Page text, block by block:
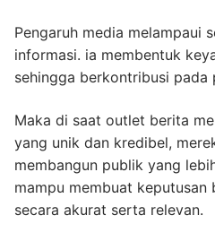
Pengaruh media melampaui
informasi. ia membentuk
sehingga berkontribusi pada
Maka di saat outlet berita
yang unik dan kredibel,
membangun publik yang
mampu membuat keputusan
secara akurat serta relevan.